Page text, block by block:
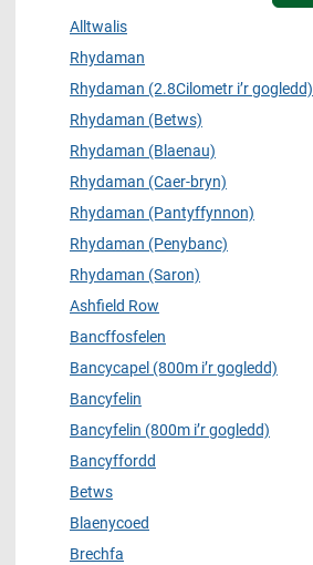
Alltwalis
Rhydaman
Rhydaman (2.8Cilometr i’r gogledd)
Rhydaman (Betws)
Rhydaman (Blaenau)
Rhydaman (Caer-bryn)
Rhydaman (Pantyffynnon)
Rhydaman (Penybanc)
Rhydaman (Saron)
Ashfield Row
Bancffosfelen
Bancycapel (800m i’r gogledd)
Bancyfelin
Bancyfelin (800m i’r gogledd)
Bancyffordd
Betws
Blaenycoed
Brechfa